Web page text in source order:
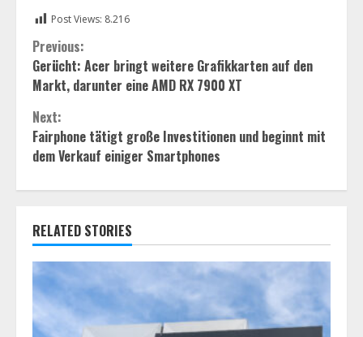
Post Views: 8.216
Continue
Reading
Previous:
Gerücht: Acer bringt weitere Grafikkarten auf den
Markt, darunter eine AMD RX 7900 XT
Next:
Fairphone tätigt große Investitionen und beginnt mit
dem Verkauf einiger Smartphones
RELATED STORIES